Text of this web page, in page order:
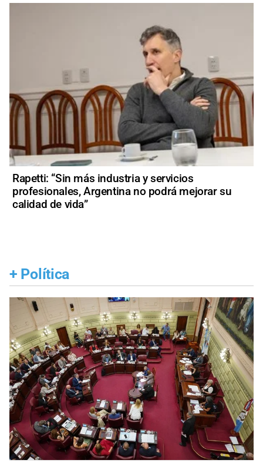
Rapetti: “Sin más industria y servicios
profesionales, Argentina no podrá mejorar su
calidad de vida”
+ Política